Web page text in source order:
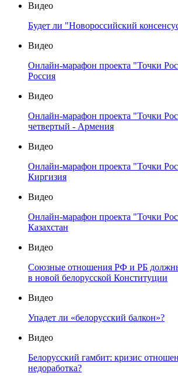
Видео
Будет ли "Новороссийский
Видео
Онлайн-марафон проекта "Точки
Россия
Видео
Онлайн-марафон проекта "Точки
четвертый - Армения
Видео
Онлайн-марафон проекта "Точки
Киргизия
Видео
Онлайн-марафон проекта "Точки
Казахстан
Видео
Союзные отношения РФ и РБ
в новой белорусской Конституции
Видео
Упадет ли «белорусский балкон»?
Видео
Белорусский гамбит: кризис
недоработка?